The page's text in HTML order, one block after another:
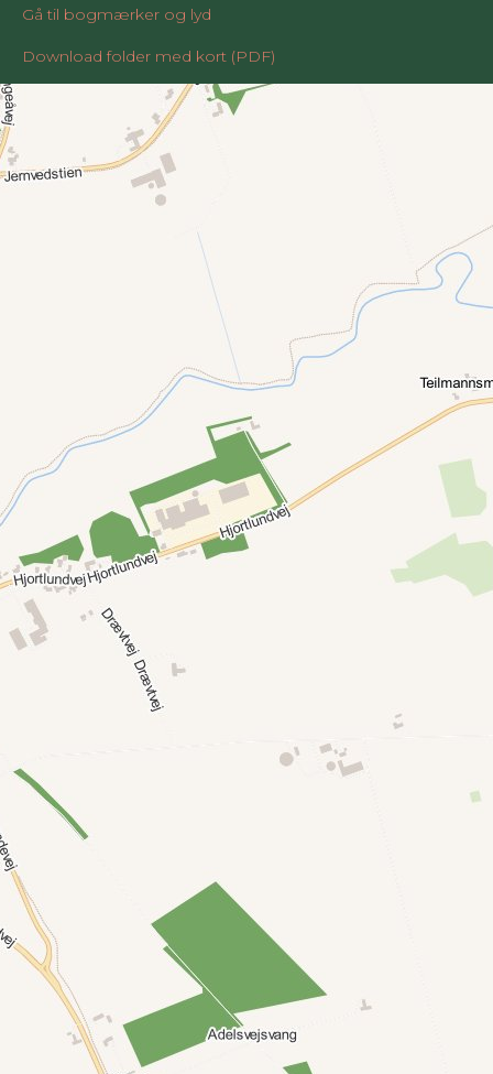
Gå til bogmærker og lyd
Download folder med kort (PDF)